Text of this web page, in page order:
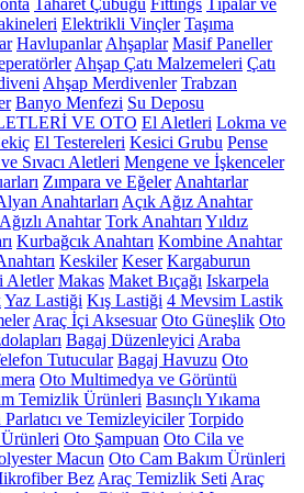
Taharet Çubuğu Fittings Tıpalar ve
Elektrikli Vinçler Taşıma
Havlupanlar Ahşaplar Masif Paneller
Ahşap Çatı Malzemeleri Çatı
Ahşap Merdivenler Trabzan
Banyo Menfezi Su Deposu
VE OTO El Aletleri Lokma ve
El Testereleri Kesici Grubu Pense
Sıvacı Aletleri Mengene ve İşkenceler
Zımpara ve Eğeler Anahtarlar
Anahtarları Açık Ağız Anahtar
Anahtar Tork Anahtarı Yıldız
Kurbağcık Anahtarı Kombine Anahtar
Keskiler Keser Kargaburun
Aletler Makas Maket Bıçağı Iskarpela
Yaz Lastiği Kış Lastiği 4 Mevsim Lastik
Araç İçi Aksesuar Oto Güneşlik Oto
Bagaj Düzenleyici Araba
Tutucular Bagaj Havuzu Oto
Oto Multimedya ve Görüntü
Temizlik Ürünleri Basınçlı Yıkama
ve Temizleyiciler Torpido
Oto Şampuan Oto Cila ve
Macun Oto Cam Bakım Ürünleri
Bez Araç Temizlik Seti Araç